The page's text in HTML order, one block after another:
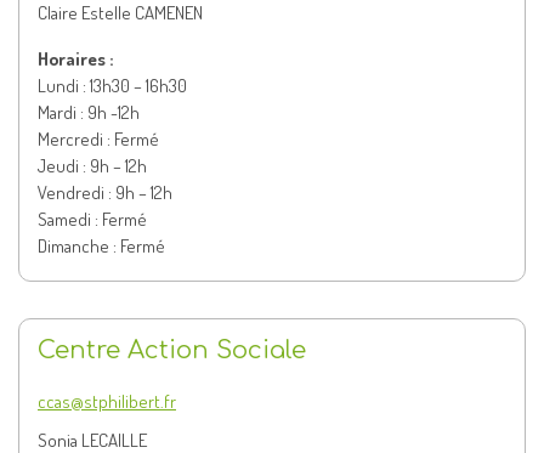
Claire Estelle CAMENEN
Horaires :
Lundi : 13h30 – 16h30
Mardi : 9h -12h
Mercredi : Fermé
Jeudi : 9h – 12h
Vendredi : 9h – 12h
Samedi : Fermé
Dimanche : Fermé
Centre Action Sociale
ccas@stphilibert.fr
Sonia LECAILLE